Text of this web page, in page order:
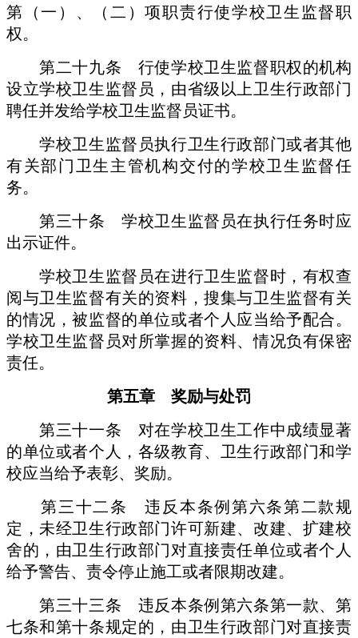
第（一）、（二）项职责行使学校卫生监督职
权。
第二十九条 行使学校卫生监督职权的机构
设立学校卫生监督员，由省级以上卫生行政部门
聘任并发给学校卫生监督员证书。
学校卫生监督员执行卫生行政部门或者其他
有关部门卫生主管机构交付的学校卫生监督任
务。
第三十条 学校卫生监督员在执行任务时应
出示证件。
学校卫生监督员在进行卫生监督时，有权查
阅与卫生监督有关的资料，搜集与卫生监督有关
的情况，被监督的单位或者个人应当给予配合。
学校卫生监督员对所掌握的资料、情况负有保密
责任。
第五章 奖励与处罚
第三十一条 对在学校卫生工作中成绩显著
的单位或者个人，各级教育、卫生行政部门和学
校应当给予表彰、奖励。
第三十二条 违反本条例第六条第二款规
定，未经卫生行政部门许可新建、改建、扩建校
舍的，由卫生行政部门对直接责任单位或者个人
给予警告、责令停止施工或者限期改建。
第三十三条 违反本条例第六条第一款、第
七条和第十条规定的，由卫生行政部门对直接责